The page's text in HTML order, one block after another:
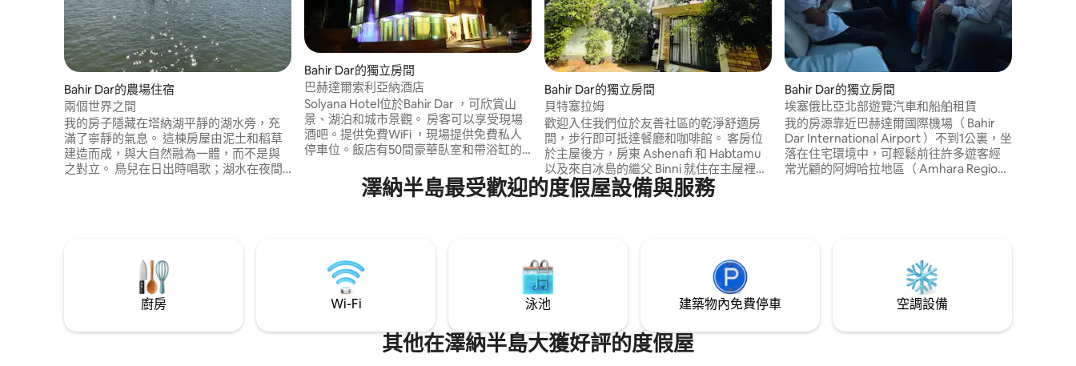
Bahir Dar的農場住宿
兩個世界之間
我的房子隱藏在塔納湖平靜的湖水旁，充
滿了寧靜的氣息。 這棟房屋由泥土和稻草
建造而成，與大自然融為一體，而不是與
之對立。 鳥兒在日出時唱歌；湖水在夜間
得什麼是寧靜。
Bahir Dar的獨立房間
巴赫達爾索利亞納酒店
Solyana Hotel位於Bahir Dar ，可欣賞山
景、湖泊和城市景觀。 房客可以享受現場
酒吧。提供免費WiFi ，現場提供免費私人
停車位。飯店有50間豪華臥室和帶浴缸的
鞋和免費洗漱用品-房源提供免費穿梭巴士
服務和美髮師。此飯店提供免費使用自行
Bahir Dar的獨立房間
貝特塞拉姆
歡迎入住我們位於友善社區的乾淨舒適房
間，步行即可抵達餐廳和咖啡館。 客房位
於主屋後方，房東 Ashenafi 和 Habtamu
以及來自冰島的繼父 Binni 就住在主屋裡。
一個配有烤肉區和舒適座位的大露台、一
間共用浴室、淋浴間和洗衣機。 我們提供
Bahir Dar的獨立房間
埃塞俄比亞北部遊覽汽車和船舶租賃
我的房源靠近巴赫達爾國際機場（ Bahir
Dar International Airport ）不到1公裏，坐
落在住宅環境中，可輕鬆前往許多遊客經
常光顧的阿姆哈拉地區（ Amhara Region
澤納半島最受歡迎的度假屋設備與服務
廚房 Wi-Fi 泳池 建築物內免費停車 空調設備
其他在澤納半島大獲好評的度假屋